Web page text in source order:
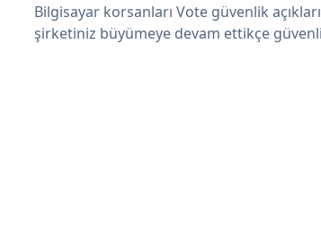
Bilgisayar korsanları Vote güvenlik
şirketiniz büyümeye devam ettikçe